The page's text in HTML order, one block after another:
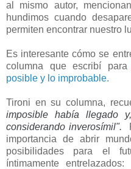
al mismo autor,
hundimos cuando
permiten encontrar nuestro
Es interesante cómo se
columna que escribí
posible y lo improbable.
Tironi en su columna,
imposible había llegado
considerando inverosímil".
importancia de abrir
posibilidades para el
íntimamente